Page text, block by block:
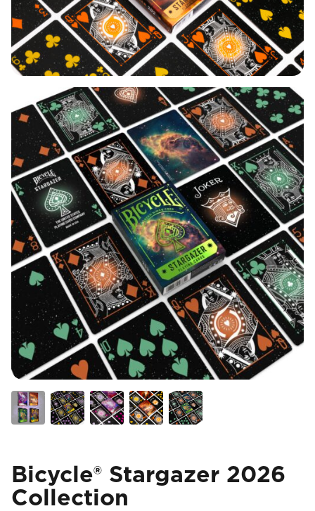
Bicycle® Stargazer 2026
Collection